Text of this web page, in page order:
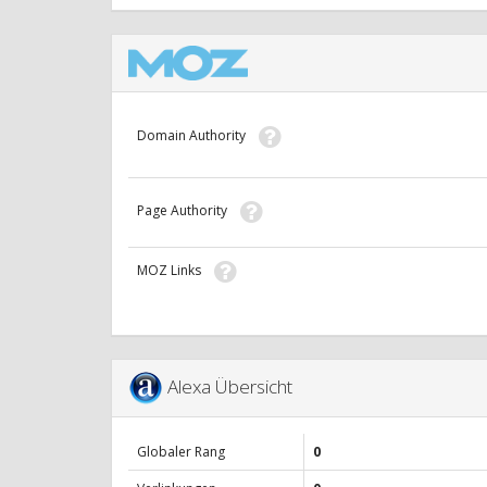
Domain Authority
Page Authority
MOZ Links
Alexa Übersicht
Globaler Rang
0